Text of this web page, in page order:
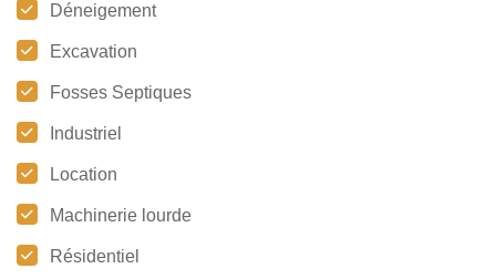
Déneigement
Excavation
Fosses Septiques
Industriel
Location
Machinerie lourde
Résidentiel